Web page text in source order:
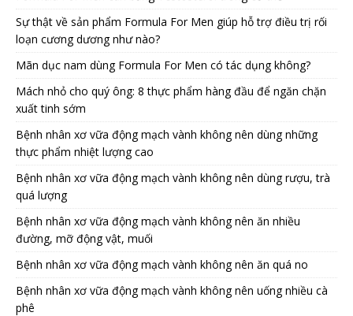
Sự thật về sản phẩm Formula For Men giúp hỗ trợ điều trị rối
loạn cương dương như nào?
Mãn dục nam dùng Formula For Men có tác dụng không?
Mách nhỏ cho quý ông: 8 thực phẩm hàng đầu để ngăn chặn
xuất tinh sớm
Bệnh nhân xơ vữa động mạch vành không nên dùng những
thực phẩm nhiệt lượng cao
Bệnh nhân xơ vữa động mạch vành không nên dùng rượu, trà
quá lượng
Bệnh nhân xơ vữa động mạch vành không nên ăn nhiều
đường, mỡ động vật, muối
Bệnh nhân xơ vữa động mạch vành không nên ăn quá no
Bệnh nhân xơ vữa động mạch vành không nên uống nhiều cà
phê